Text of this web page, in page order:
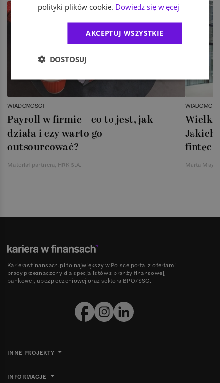
WIADOMOŚCI
Payroll w firmie – co to jest, jak
działa i czy warto go
outsourcować?
Materiał partnera, HRK S.A.
Jakich
Marta
Karierawfinansach.pl to największy w Polsce portal z ofertami
pracy przeznaczony dla specjalistów z branży finansowej,
bankowej, ubezpieczeniowej oraz sektora BPO/SSC.
INNE PROJEKTY
INFORMACJE
polityki plików cookie. Dowiedz się więcej
AKCEPTUJ WSZYSTKIE
DOSTOSUJ